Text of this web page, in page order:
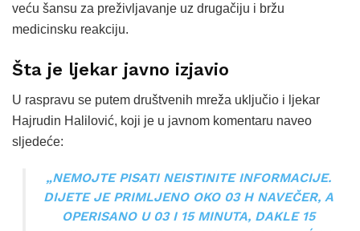
veću šansu za preživljavanje uz drugačiju i bržu
medicinsku reakciju.
Šta je ljekar javno izjavio
U raspravu se putem društvenih mreža uključio i ljekar
Hajrudin Halilović, koji je u javnom komentaru naveo
sljedeće:
„NEMOJTE PISATI NEISTINITE INFORMACIJE.
DIJETE JE PRIMLJENO OKO 03 H NAVEČER, A
OPERISANO U 03 I 15 MINUTA, DAKLE 15